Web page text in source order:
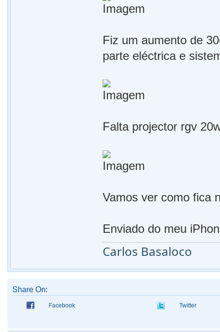
Fiz um aumento de
parte eléctrica e
Falta projector rgv
Vamos ver como fica
Enviado do meu
Carlos Basaloco
Share On:
Facebook Twitter